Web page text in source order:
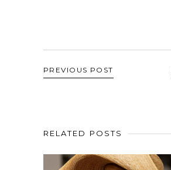
PREVIOUS POST
RELATED POSTS